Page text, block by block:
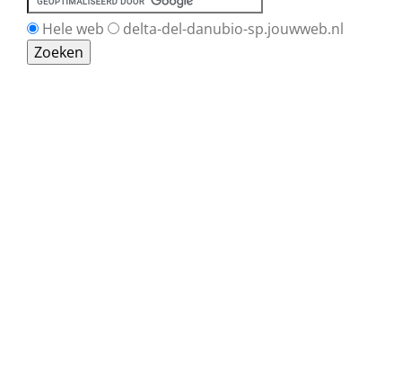
Hele web delta-del-danubio-sp.jouwweb.nl